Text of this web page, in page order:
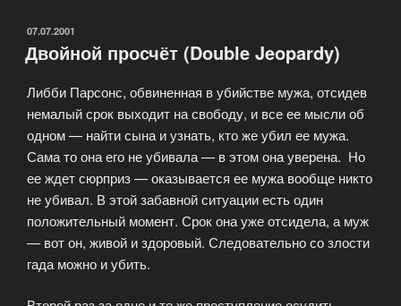
ОПУБЛИКОВАНО
07.07.2001
Двойной просчёт (Double Jeopardy)
Либби Парсонс, обвиненная в убийстве мужа, отсидев
немалый срок выходит на свободу, и все ее мысли об
одном — найти сына и узнать, кто же убил ее мужа.
Сама то она его не убивала — в этом она уверена. Но
ее ждет сюрприз — оказывается ее мужа вообще никто
не убивал. В этой забавной ситуации есть один
положительный момент. Срок она уже отсидела, а муж
— вот он, живой и здоровый. Следовательно со злости
гада можно и убить.